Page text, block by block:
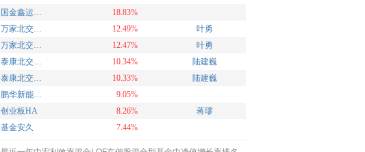
国金鑫运灵活配置
18.83%
万家北交所慧选两年定期开放混合A
12.49%
叶勇
万家北交所慧选两年定期开放混合C
12.47%
叶勇
泰康北交所精选两年定开混合发起A
10.34%
陆建巍
泰康北交所精选两年定开混合发起C
10.33%
陆建巍
鹏华新能源混合
9.05%
创业板HA
8.26%
蒋璆
基金安久
7.44%